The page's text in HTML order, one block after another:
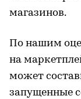
магазинов.
По нашим
на
может
запущенные